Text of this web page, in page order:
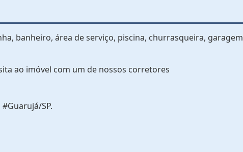
banheiro, área de serviço, piscina, churrasqueira, garagem
ao imóvel com um de nossos corretores
SP.